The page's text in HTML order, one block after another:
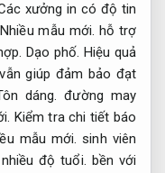
xưởng in có độ tin
Nhiều mẫu mới. hỗ trợ
Dạo phố. Hiệu quả
giúp đảm bảo đạt
dáng. đường may
Kiểm tra chi tiết báo
mẫu mới. sinh viên
độ tuổi. bền với